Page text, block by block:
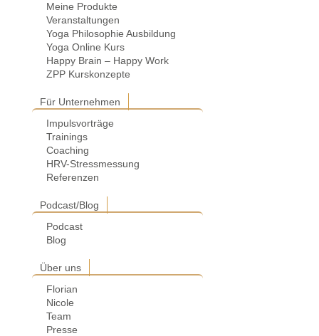
Meine Produkte
Veranstaltungen
Yoga Philosophie Ausbildung
Yoga Online Kurs
Happy Brain – Happy Work
ZPP Kurskonzepte
Für Unternehmen
Impulsvorträge
Trainings
Coaching
HRV-Stressmessung
Referenzen
Podcast/Blog
Podcast
Blog
Über uns
Florian
Nicole
Team
Presse